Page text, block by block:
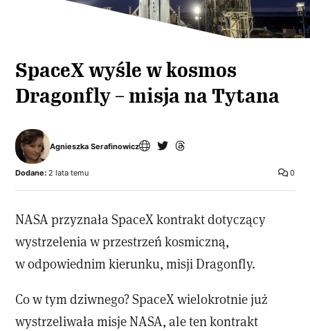
SpaceX wyśle w kosmos
Dragonfly – misja na Tytana
Agnieszka Serafinowicz
0
Dodane: 2 lata temu
NASA przyznała SpaceX kontrakt dotyczący
wystrzelenia w przestrzeń kosmiczną,
w odpowiednim kierunku, misji Dragonfly.
Co w tym dziwnego? SpaceX wielokrotnie już
wystrzeliwała misje NASA, ale ten kontrakt